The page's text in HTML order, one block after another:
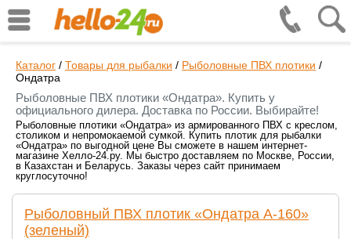
Каталог / Товары для рыбалки / Рыболовные ПВХ плотики /
Ондатра
Рыболовные ПВХ плотики «Ондатра». Купить у
официального дилера. Доставка по России. Выбирайте!
Рыболовные плотики «Ондатра» из армированного ПВХ с креслом,
столиком и непромокаемой сумкой. Купить плотик для рыбалки
«Ондатра» по выгодной цене Вы сможете в нашем интернет-
магазине Хелло-24.ру. Мы быстро доставляем по Москве, России,
в Казахстан и Беларусь. Заказы через сайт принимаем
круглосуточно!
Рыболовный ПВХ плотик «Ондатра А-160»
(зеленый)